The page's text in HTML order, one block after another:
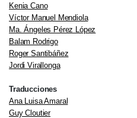
Kenia Cano
Víctor Manuel Mendiola
Ma. Ángeles Pérez López
Balam Rodrigo
Roger Santibáñez
Jordi Virallonga
Traducciones
Ana Luisa Amaral
Guy Cloutier